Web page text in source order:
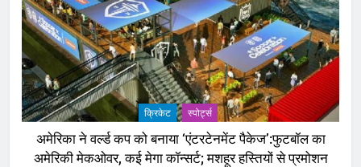
क्रिकेट ‎स्पोर्ट्स
अमेरिका ने वर्ल्ड कप को बनाया ‘एंटरटेनमेंट पैकेज’:फुटबॉल का
अमेरिकी मेकओवर, कई मेगा कॉन्सर्ट; मशहूर हस्तियों से प्रमोशन